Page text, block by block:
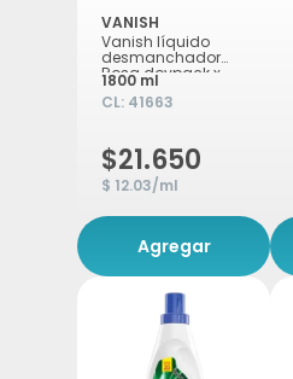
VANISH
Vanish líquido
desmanchador
Rosa doypack x
1.800ml
1800 ml
CL: 41663
$21.650
$ 12.03/ml
Agregar